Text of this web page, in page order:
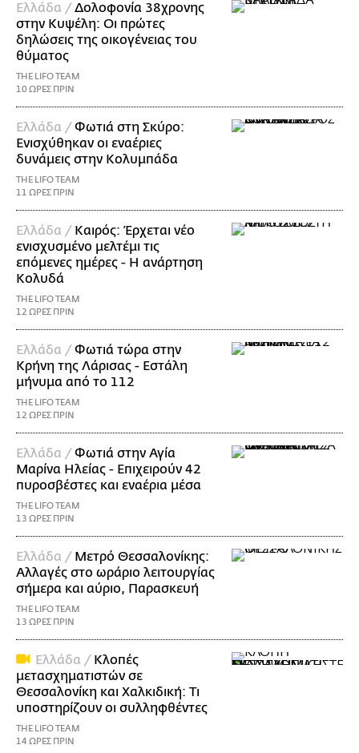
Ελλάδα /Δολοφονία 38χρονης
στην Κυψέλη: Οι πρώτες
δηλώσεις της οικογένειας του
θύματος
THE LIFO TEAM
10 ΩΡΕΣ ΠΡΙΝ
Ελλάδα /Φωτιά στη Σκύρο:
Ενισχύθηκαν οι εναέριες
δυνάμεις στην Κολυμπάδα
THE LIFO TEAM
11 ΩΡΕΣ ΠΡΙΝ
Ελλάδα / Καιρός: Έρχεται νέο
ενισχυσμένο μελτέμι τις
επόμενες ημέρες - Η ανάρτηση
Κολυδά
THE LIFO TEAM
12 ΩΡΕΣ ΠΡΙΝ
Ελλάδα /Φωτιά τώρα στην
Κρήνη της Λάρισας - Εστάλη
μήνυμα από το 112
THE LIFO TEAM
12 ΩΡΕΣ ΠΡΙΝ
Ελλάδα /Φωτιά στην Αγία
Μαρίνα Ηλείας - Επιχειρούν 42
πυροσβέστες και εναέρια μέσα
THE LIFO TEAM
13 ΩΡΕΣ ΠΡΙΝ
Ελλάδα / Μετρό Θεσσαλονίκης:
Αλλαγές στο ωράριο λειτουργίας
σήμερα και αύριο, Παρασκευή
THE LIFO TEAM
13 ΩΡΕΣ ΠΡΙΝ
Ελλάδα / Κλοπές
μετασχηματιστών σε
Θεσσαλονίκη και Χαλκιδική: Τι
υποστηρίζουν οι συλληφθέντες
THE LIFO TEAM
14 ΩΡΕΣ ΠΡΙΝ